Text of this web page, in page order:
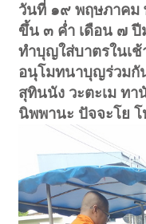
วันที่ ๑๙ พฤษภาคม
ขึ้น ๓ ค่ำ เดือน ๗ ปี
ทำบุญใส่บาตรในเ
อนุโมทนาบุญร่วมกั
สุทินนัง วะตะเม ทา
นิพพานะ ปัจจะโย